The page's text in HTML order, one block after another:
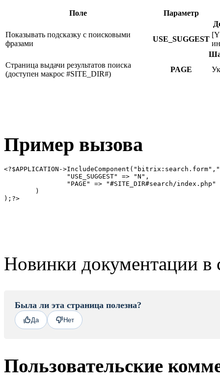
Поле
Параметр
Показывать подсказку с поисковыми
фразами
USE_SUGGEST
Страница выдачи результатов поиска
(доступен макрос #SITE_DIR#)
PAGE
Пример вызова
<?$APPLICATION-
Новинки документации в
Была ли эта страница полезна?
Да Нет
Пользовательские